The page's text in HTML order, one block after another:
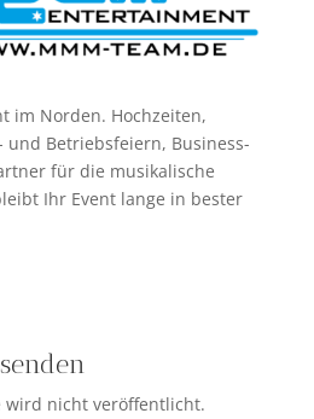
im Norden. Hochzeiten,
und Betriebsfeiern, Business-
für die musikalische
Ihr Event lange in bester
wird nicht veröffentlicht.